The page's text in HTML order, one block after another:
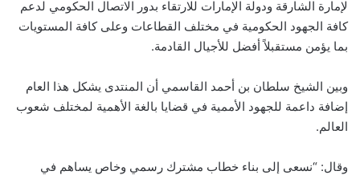
لإمارة الشارقة ودولة الإمارات للارتقاء بدور الاتصال الحكومي لدعم
كافة الجهود الحكومية في مختلف القطاعات وعلى كافة المستويات
بما يؤمن مستقبلاً أفضل للأجيال القادمة.
وبين الشيخ سلطان بن أحمد القاسمي أن المنتدى يشكل هذا العام
إضافة داعمة للجهود الأممية في قضايا بالغة الأهمية لمختلف شعوب
العالم.
وقال: “نسعى إلى بناء خطاب مشترك رسمي وخاص يساهم في